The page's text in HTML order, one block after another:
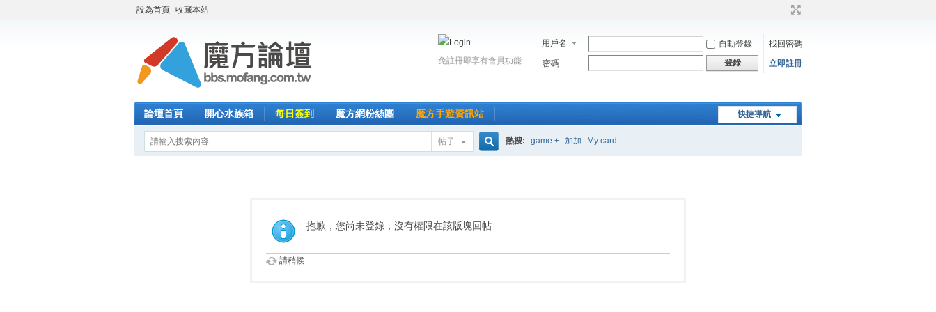
設為首頁 收藏本站
用戶名 自動登錄
找回密碼
密碼
登錄 立即註冊
免註冊即享有會員功能
快捷導航
論壇首頁 開心水族箱 每日簽到 魔方網粉絲團 魔方手遊資訊站
帖子
索
熱搜: game + 加加 My card
抱歉，您尚未登錄，沒有權限在該版塊回帖
請稍候...